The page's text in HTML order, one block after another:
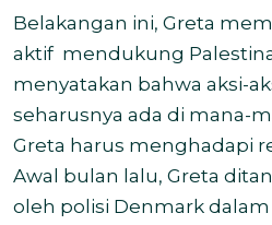
Belakangan ini, Greta
aktif mendukung
menyatakan bahwa aksi-
seharusnya ada di mana-
Greta harus menghadapi
Awal bulan lalu, Greta
oleh polisi Denmark